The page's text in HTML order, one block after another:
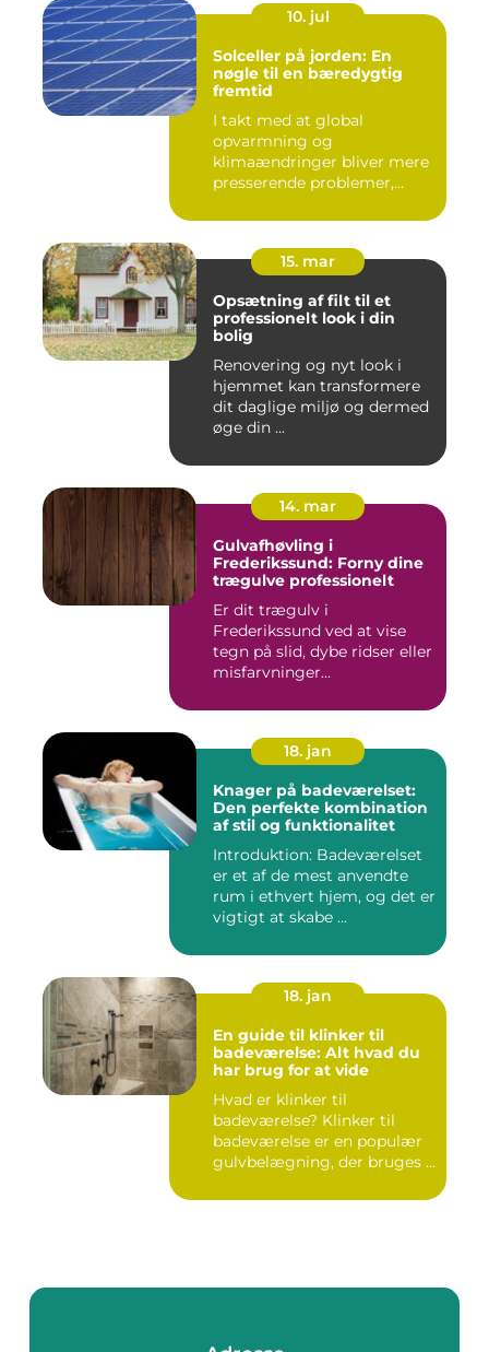
10. jul
Solceller på jorden: En
nøgle til en bæredygtig
fremtid
I takt med at global
opvarmning og
klimaændringer bliver mere
presserende problemer,
15. mar
Opsætning af filt til et
professionelt look i din
bolig
Renovering og nyt look i
hjemmet kan transformere
dit daglige miljø og dermed
øge din ...
14. mar
Gulvafhøvling i
Frederikssund: Forny dine
trægulve professionelt
Er dit trægulv i
Frederikssund ved at vise
tegn på slid, dybe ridser eller
misfarvninger...
18. jan
Knager på badeværelset:
Den perfekte kombination
af stil og funktionalitet
Introduktion: Badeværelset
er et af de mest anvendte
rum i ethvert hjem, og det er
vigtigt at skabe ...
18. jan
En guide til klinker til
badeværelse: Alt hvad du
har brug for at vide
Hvad er klinker til
badeværelse? Klinker til
badeværelse er en populær
gulvbelægning, der bruges i